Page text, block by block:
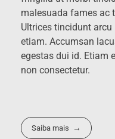
malesuada fames ac
Ultrices tincidunt
etiam. Accumsan
egestas dui id. Etiam
non consectetur.
Saiba mais